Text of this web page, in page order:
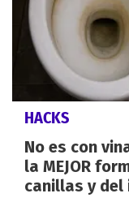
HACKS
No es con
la MEJOR
canillas y del